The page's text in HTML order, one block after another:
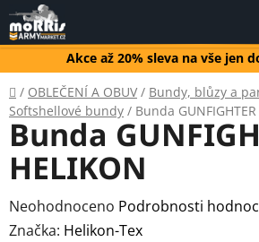
Přejít
na
obsah
Akce až 20% sleva na vše jen
Domů
/ OBLEČENÍ A OBUV / Bundy, blůzy a
Softshellové bundy / Bunda
Bunda
HELIKON
Průměrné
hodnocení
Neohodnoceno Podrobnosti
Značka: Helikon-Tex